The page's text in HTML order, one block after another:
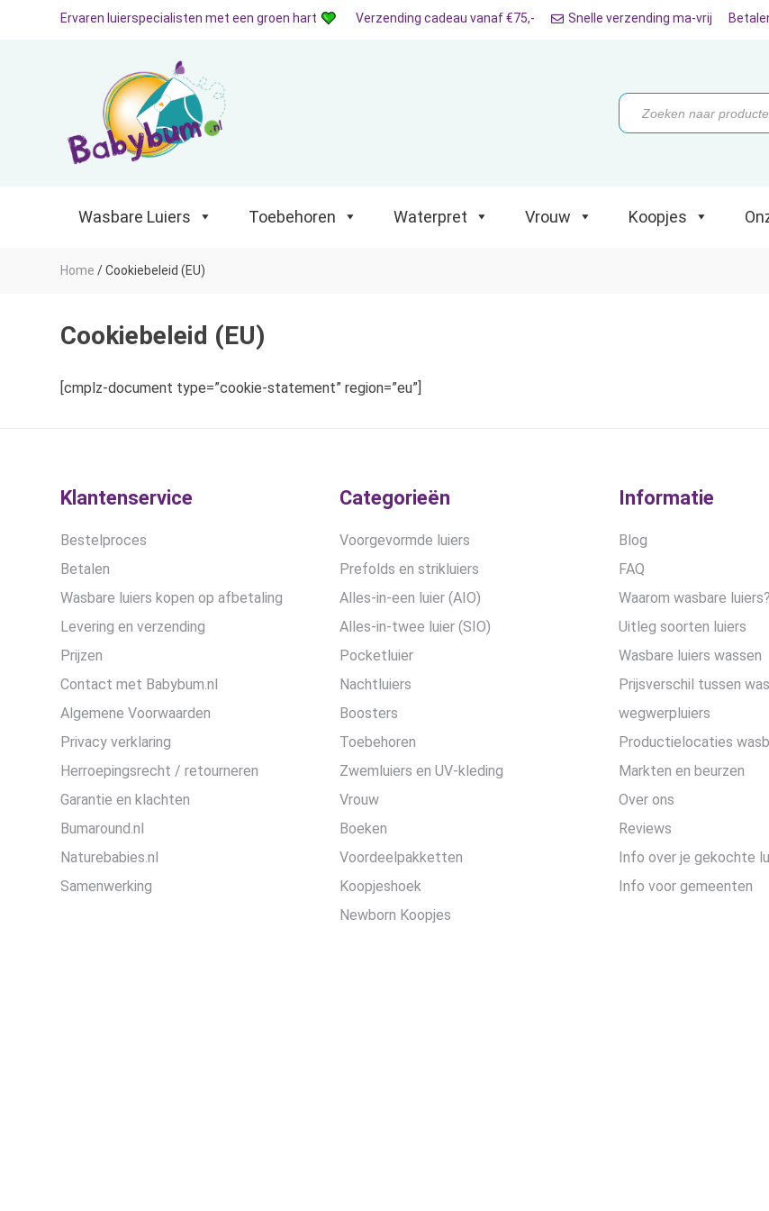
Wasbare Luiers Toebehoren Koopjes Onze
Ervaren luierspecialisten met een groen hart Verzending cadeau vanaf €75,- Snelle verzending ma-vrij
Producten
zoeken
Wasbare Luiers Toebehoren Waterpret Vrouw Koopjes
Home /Cookiebeleid (EU)
Cookiebeleid (EU)
[cmplz-document type=”cookie-statement” region=”eu”]
Klantenservice
Bestelproces
Betalen
Wasbare luiers kopen op afbetaling
Levering en verzending
Prijzen
Contact met Babybum.nl
Algemene Voorwaarden
Privacy verklaring
Herroepingsrecht / retourneren
Garantie en klachten
Bumaround.nl
Naturebabies.nl
Samenwerking
Categorieën
Voorgevormde luiers
Prefolds en strikluiers
Alles-in-een luier (AIO)
Alles-in-twee luier (SIO)
Pocketluier
Nachtluiers
Boosters
Toebehoren
Zwemluiers en UV-kleding
Vrouw
Boeken
Voordeelpakketten
Koopjeshoek
Newborn Koopjes
Informatie
Blog
FAQ
Waarom wasbare luiers?
Uitleg soorten luiers
Wasbare luiers wassen
Prijsverschil tussen
wegwerpluiers
Productielocaties
Markten en beurzen
Over ons
Reviews
Info over je gekochte
Info voor gemeenten